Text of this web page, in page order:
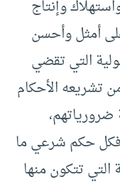
وإنتاج
على أمثل وأحسن
التي تقضي
من تشريعه الأحكام
حكم شرعي ما
التي تتكون منها